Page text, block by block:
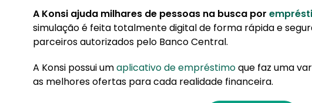
A Konsi ajuda milhares de pessoas na busca por
simulação é feita totalmente digital de forma rápida e
parceiros autorizados pelo Banco Central.
A Konsi possui umaplicativo de empréstimoque faz uma
as melhores ofertas para cada realidade financeira.